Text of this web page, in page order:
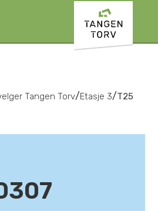
Tangen Torv/Etasje 3/T25